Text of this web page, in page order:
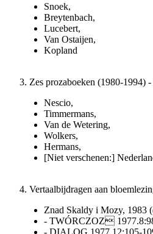
Snoek,
Breytenbach,
Lucebert,
Van Ostaijen,
Kopland
3. Zes prozaboeken (1980-1994)
Nescio,
Timmermans,
Van de Wetering,
Wolkers,
Hermans,
[Niet verschenen:]
4. Vertaalbijdragen aan
Znad Skaldy i Mozy, 1983
- TWÓRCZOZ
- DIALOG 1977.12:105-